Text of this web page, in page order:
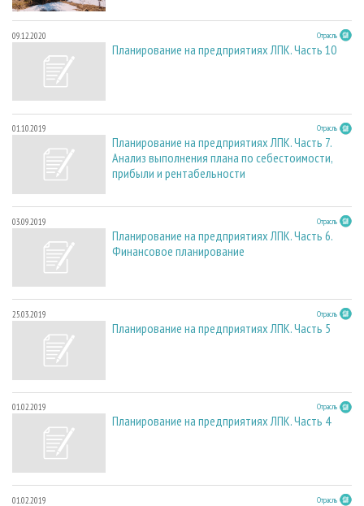
09.12.2020 Отрасль
Планирование на предприятиях ЛПК. Часть 10
01.10.2019 Отрасль
Планирование на предприятиях ЛПК. Часть 7.
Анализ выполнения плана по себестоимости,
прибыли и рентабельности
03.09.2019 Отрасль
Планирование на предприятиях ЛПК. Часть 6.
Финансовое планирование
25.03.2019 Отрасль
Планирование на предприятиях ЛПК. Часть 5
01.02.2019 Отрасль
Планирование на предприятиях ЛПК. Часть 4
01.02.2019 Отрасль